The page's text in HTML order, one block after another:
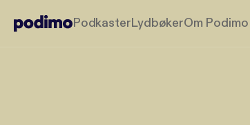
PodkasterLydbøkerOm Podimo